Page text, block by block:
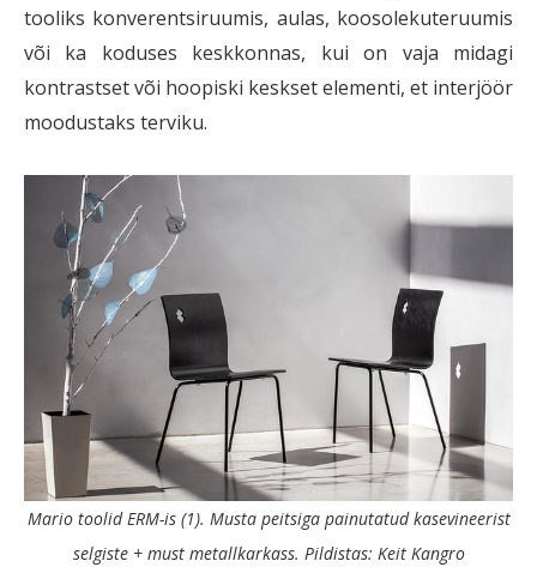
tooliks konverentsiruumis, aulas, koosolekuteruumis
või ka koduses keskkonnas, kui on vaja midagi
kontrastset või hoopiski keskset elementi, et interjöör
moodustaks terviku.
Mario toolid ERM-is (1). Musta peitsiga painutatud kasevineerist
selgiste + must metallkarkass. Pildistas: Keit Kangro